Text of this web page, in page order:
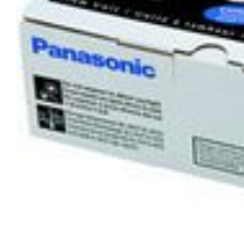
IL MIO ACCOUNT